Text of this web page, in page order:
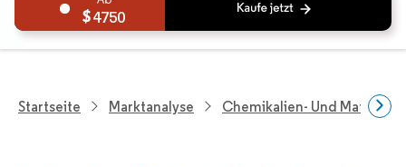
4750
Startseite Marktanalyse Chemikalien- Und